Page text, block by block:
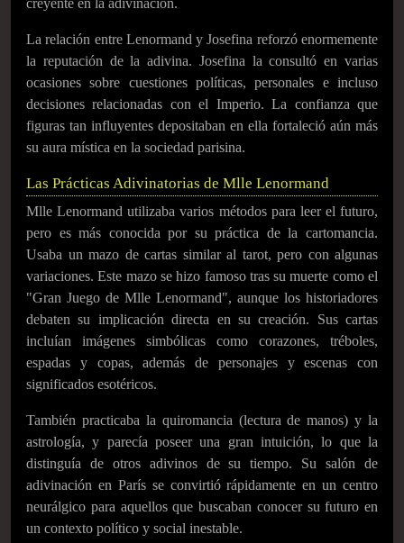
creyente en la adivinación.
La relación entre Lenormand y Josefina reforzó enormemente
la reputación de la adivina. Josefina la consultó en varias
ocasiones sobre cuestiones políticas, personales e incluso
decisiones relacionadas con el Imperio. La confianza que
figuras tan influyentes depositaban en ella fortaleció aún más
su aura mística en la sociedad parisina.
Las Prácticas Adivinatorias de Mlle Lenormand
Mlle Lenormand utilizaba varios métodos para leer el futuro,
pero es más conocida por su práctica de la cartomancia.
Usaba un mazo de cartas similar al tarot, pero con algunas
variaciones. Este mazo se hizo famoso tras su muerte como el
"Gran Juego de Mlle Lenormand", aunque los historiadores
debaten su implicación directa en su creación. Sus cartas
incluían imágenes simbólicas como corazones, tréboles,
espadas y copas, además de personajes y escenas con
significados esotéricos.
También practicaba la quiromancia (lectura de manos) y la
astrología, y parecía poseer una gran intuición, lo que la
distinguía de otros adivinos de su tiempo. Su salón de
adivinación en París se convirtió rápidamente en un centro
neurálgico para aquellos que buscaban conocer su futuro en
un contexto político y social inestable.